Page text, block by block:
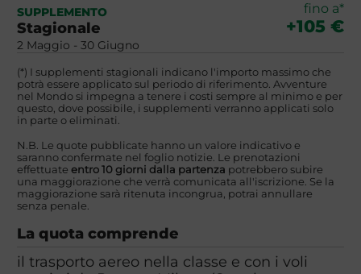
SUPPLEMENTO
Stagionale
2 Maggio - 30 Giugno
fino a*
+105 €
(*) I supplementi stagionali indicano l'importo massimo che
potrà essere applicato sul periodo di riferimento. Avventure
nel Mondo si impegna a tenere i costi sempre al minimo e per
questo, dove possibile, i supplementi verranno applicati solo
in parte o eliminati.
N.B. Le quote pubblicate hanno un valore indicativo e
saranno confermate nel foglio notizie. Le prenotazioni
effettuate entro 10 giorni dalla partenza potrebbero subire
una maggiorazione che verrà comunicata all'iscrizione. Se la
maggiorazione sarà ritenuta incongrua, potrai annullare
senza penale.
La quota comprende
il trasporto aereo nella classe e con i voli